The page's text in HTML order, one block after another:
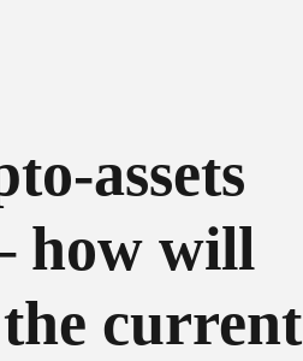
assets
how will
current